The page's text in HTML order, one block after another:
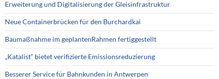
Erweiterung und Digitalisierung der Gleisinfrastruktur
Neue Containerbrücken für den Burchardkai
Baumaßnahme im geplantenRahmen fertiggestellt
„Katalist“ bietet verifizierte Emissionsreduzierung
Besserer Service für Bahnkunden in Antwerpen